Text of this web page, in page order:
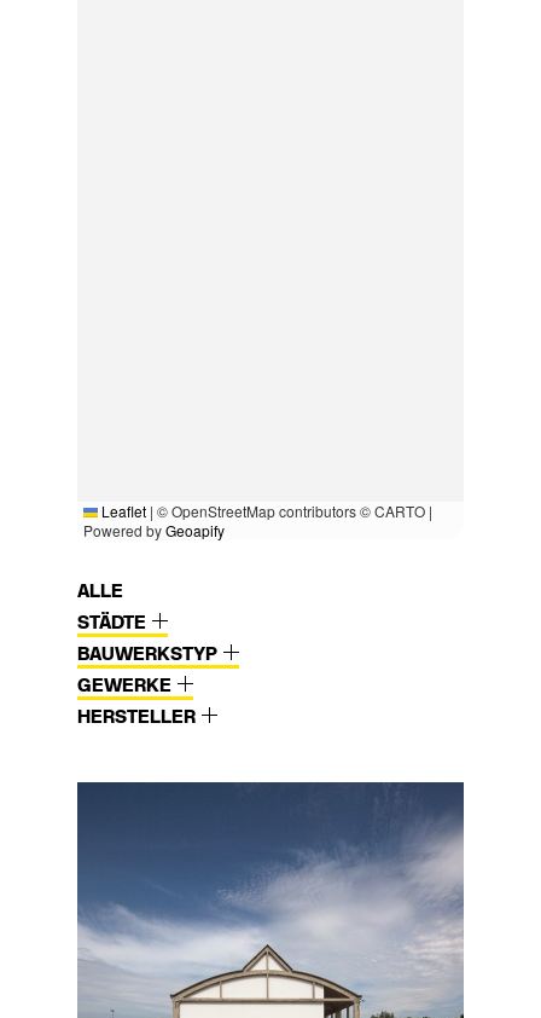
Leaflet | © OpenStreetMap contributors © CARTO |
Powered byGeoapify
ALLE
STÄDTE
BAUWERKSTYP
GEWERKE
HERSTELLER